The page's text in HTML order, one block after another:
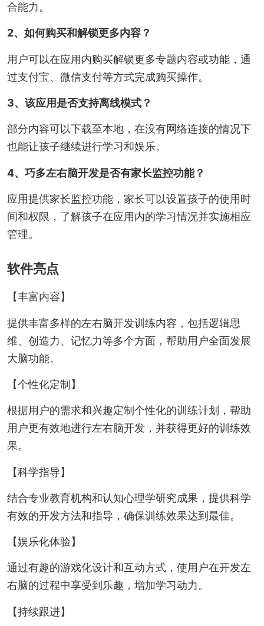
合能力。
2、如何购买和解锁更多内容？
用户可以在应用内购买解锁更多专题内容或功能，通
过支付宝、微信支付等方式完成购买操作。
3、该应用是否支持离线模式？
部分内容可以下载至本地，在没有网络连接的情况下
也能让孩子继续进行学习和娱乐。
4、巧多左右脑开发是否有家长监控功能？
应用提供家长监控功能，家长可以设置孩子的使用时
间和权限，了解孩子在应用内的学习情况并实施相应
管理。
软件亮点
【丰富内容】
提供丰富多样的左右脑开发训练内容，包括逻辑思
维、创造力、记忆力等多个方面，帮助用户全面发展
大脑功能。
【个性化定制】
根据用户的需求和兴趣定制个性化的训练计划，帮助
用户更有效地进行左右脑开发，并获得更好的训练效
果。
【科学指导】
结合专业教育机构和认知心理学研究成果，提供科学
有效的开发方法和指导，确保训练效果达到最佳。
【娱乐化体验】
通过有趣的游戏化设计和互动方式，使用户在开发左
右脑的过程中享受到乐趣，增加学习动力。
【持续跟进】